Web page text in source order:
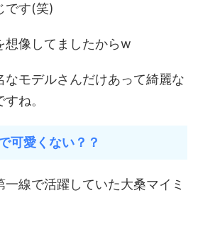
です(笑)
想像してましたからw
なモデルさんだけあって綺麗な
ね。
可愛くない？？
線で活躍していた大桑マイミ